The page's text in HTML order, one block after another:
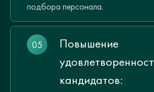
подбора персонала.
Повышение
кандидатов: